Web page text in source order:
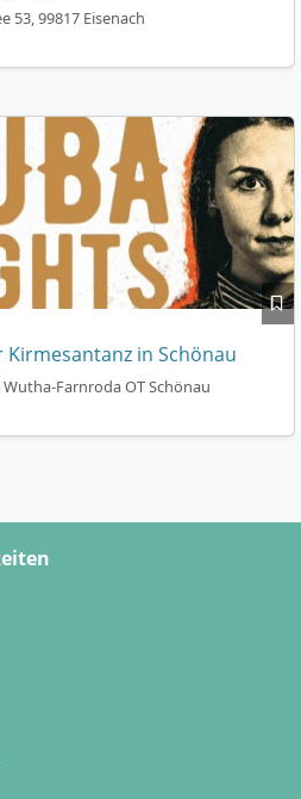
53, 99817 Eisenach
Kirmesantanz in Schönau
Farnroda OT Schönau